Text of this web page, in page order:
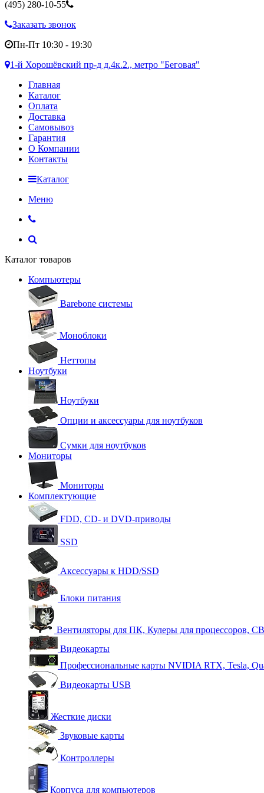
(495) 280-10-55
Заказать звонок
Пн-Пт 10:30 - 19:30
1-й Хорошёвский пр-д д.4к.2., метро "Беговая"
Главная
Каталог
Оплата
Доставка
Самовывоз
Гарантия
О Компании
Контакты
Каталог
Меню
Каталог товаров
Компьютеры
Barebone системы
Моноблоки
Неттопы
Ноутбуки
Ноутбуки
Опции и аксессуары для ноутбуков
Сумки для ноутбуков
Мониторы
Мониторы
Комплектующие
FDD, CD- и DVD-приводы
SSD
Аксессуары к HDD/SSD
Блоки питания
Вентиляторы для ПК, Кулеры для процессоров,
Видеокарты
Профессиональные карты NVIDIA RTX, Tesla,
Видеокарты USB
Жесткие диски
Звуковые карты
Контроллеры
Корпуса для компьютеров